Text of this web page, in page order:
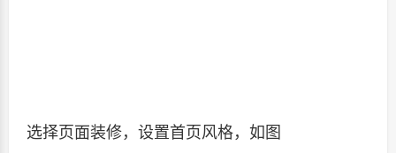
选择页面装修，设置首页风格，如图